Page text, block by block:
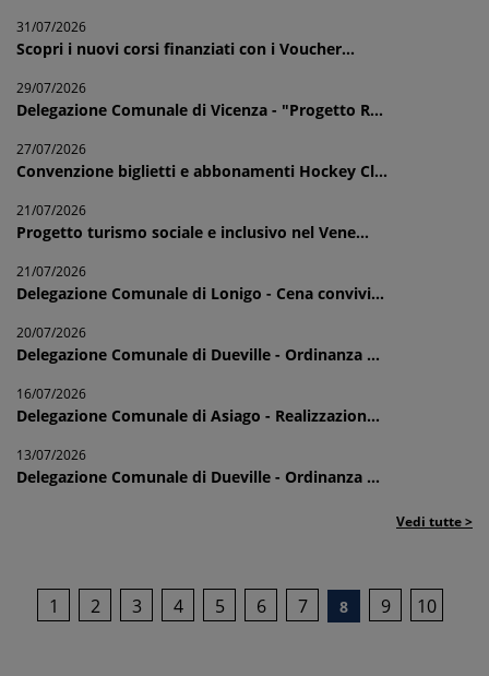
31/07/2026
Scopri i nuovi corsi finanziati con i Voucher...
29/07/2026
Delegazione Comunale di Vicenza - "Progetto R...
27/07/2026
Convenzione biglietti e abbonamenti Hockey Cl...
21/07/2026
Progetto turismo sociale e inclusivo nel Vene...
21/07/2026
Delegazione Comunale di Lonigo - Cena convivi...
20/07/2026
Delegazione Comunale di Dueville - Ordinanza ...
16/07/2026
Delegazione Comunale di Asiago - Realizzazion...
13/07/2026
Delegazione Comunale di Dueville - Ordinanza ...
Vedi tutte >
1 2 3 4 5 6 7 8 9 10